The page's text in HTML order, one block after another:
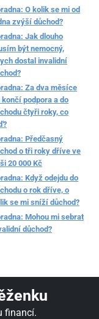
O kolik se mi od
zvýší důchod?
Jak dlouho
být nemocný,
dostal invalidní
Za dva měsíce
končí podpora a do
čtyři roky, co
Předčasný
o tři roky dříve ve
20 000 Kč
Když odejdu do
o rok dříve, o
se mi sníží důchod?
Mohou mi sebrat
důchod?
financí.